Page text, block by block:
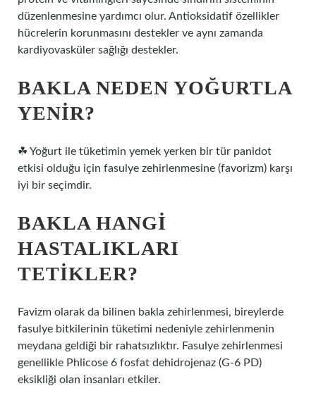
düzenlenmesine yardımcı olur. Antioksidatif özellikler
hücrelerin korunmasını destekler ve aynı zamanda
kardiyovasküler sağlığı destekler.
BAKLA NEDEN YOĞURTLA
YENIR?
☘ Yoğurt ile tüketimin yemek yerken bir tür panidot
etkisi olduğu için fasulye zehirlenmesine (favorizm) karşı
iyi bir seçimdir.
BAKLA HANGI
HASTALIKLARI
TETIKLER?
Favizm olarak da bilinen bakla zehirlenmesi, bireylerde
fasulye bitkilerinin tüketimi nedeniyle zehirlenmenin
meydana geldiği bir rahatsızlıktır. Fasulye zehirlenmesi
genellikle Phlicose 6 fosfat dehidrojenaz (G-6 PD)
eksikliği olan insanları etkiler.